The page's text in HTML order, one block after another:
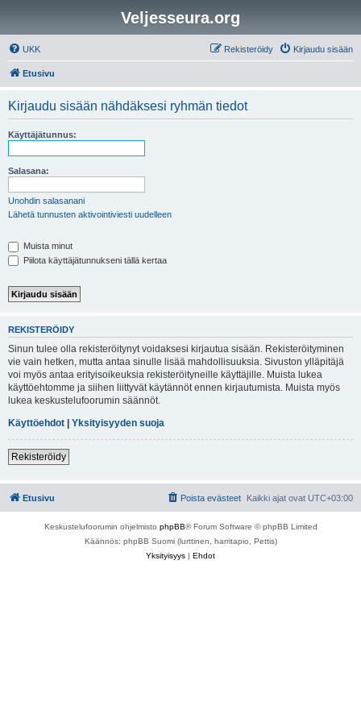
Veljesseura.org
UKK Kirjaudu sisään
Rekisteröidy
Etusivu
Kirjaudu sisään nähdäksesi ryhmän tiedot
Käyttäjätunnus:
Salasana:
Unohdin salasanani
Lähetä tunnusten aktivointiviesti uudelleen
Muista minut
Piilota käyttäjätunnukseni tällä kertaa
REKISTERÖIDY
Sinun tulee olla rekisteröitynyt voidaksesi kirjautua sisään. Rekisteröityminen
vie vain hetken, mutta antaa sinulle lisää mahdollisuuksia. Sivuston ylläpitäjä
voi myös antaa erityisoikeuksia rekisteröityneille käyttäjille. Muista lukea
käyttöehtomme ja siihen liittyvät käytännöt ennen kirjautumista. Muista myös
lukea keskustelufoorumin säännöt.
Käyttöehdot | Yksityisyyden suoja
Rekisteröidy
Etusivu Kaikki ajat ovat UTC+03:00
Poista evästeet
Keskustelufoorumin ohjelmisto phpBB® Forum Software © phpBB Limited
Käännös: phpBB Suomi (lurttinen, harritapio, Pettis)
Yksityisyys | Ehdot